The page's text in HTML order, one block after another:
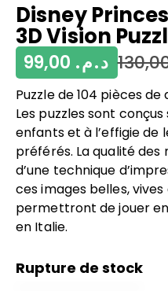
Disney
3D Vision
د.م.
Puzzle de 104 pièces de
Les puzzles sont
enfants et à l’effigie de
préférés. La qualité des
d’une technique
ces images belles,
permettront de jouer
en Italie.
Rupture de stock